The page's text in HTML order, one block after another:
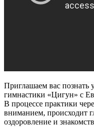
Приглашаем вас познать
гимнастики «Цигун» с
В процессе практики
вниманием, происходит
оздоровление и